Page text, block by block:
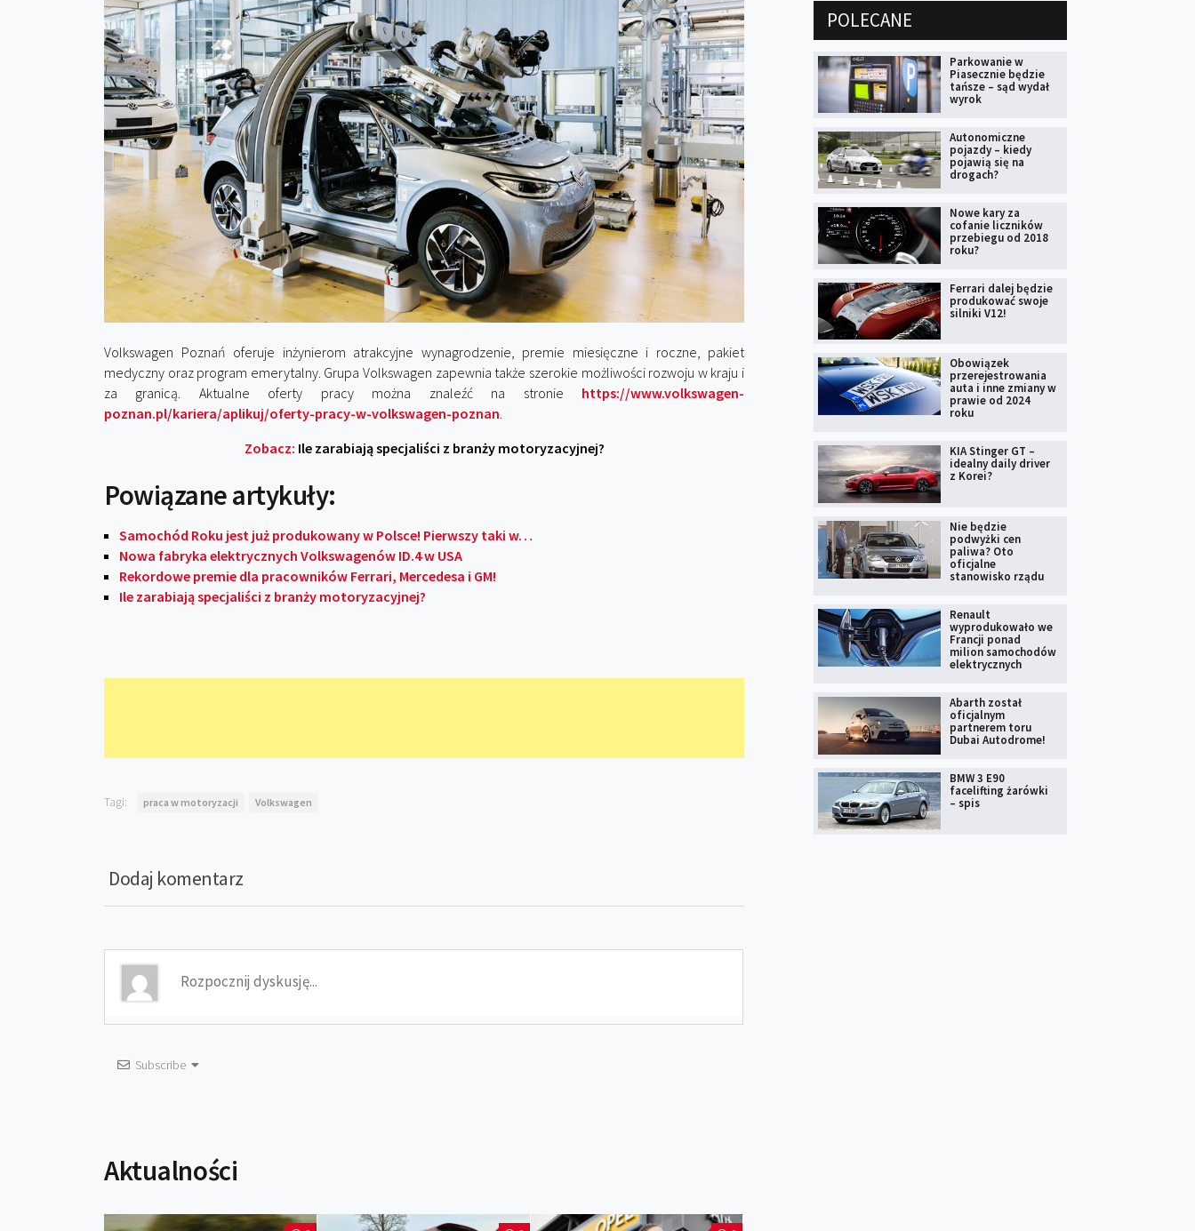
Volkswagen Poznań oferuje inżynierom atrakcyjne wynagrodzenie, premie miesięczne i roczne, pakiet
medyczny oraz program emerytalny. Grupa Volkswagen zapewnia także szerokie możliwości rozwoju w kraju i
za granicą. Aktualne oferty pracy można znaleźć na stronie https://www.volkswagen-
poznan.pl/kariera/aplikuj/oferty-pracy-w-volkswagen-poznan.
Zobacz: Ile zarabiają specjaliści z branży motoryzacyjnej?
Powiązane artykuły:
Samochód Roku jest już produkowany w Polsce! Pierwszy taki w…
Nowa fabryka elektrycznych Volkswagenów ID.4 w USA
Rekordowe premie dla pracowników Ferrari, Mercedesa i GM!
Ile zarabiają specjaliści z branży motoryzacyjnej?
Tagi: praca w motoryzacji Volkswagen
Dodaj komentarz
Subscribe
Aktualności
POLECANE
Parkowanie w
Piasecznie będzie
tańsze – sąd wydał
wyrok
Autonomiczne
pojazdy – kiedy
pojawią się na
drogach?
Nowe kary za
cofanie liczników
przebiegu od 2018
roku?
Ferrari dalej będzie
produkować swoje
silniki V12!
Obowiązek
przerejestrowania
auta i inne zmiany w
prawie od 2024
roku
KIA Stinger GT –
idealny daily driver
z Korei?
Nie będzie
podwyżki cen
paliwa? Oto
oficjalne
stanowisko rządu
Renault
wyprodukowało we
Francji ponad
milion samochodów
elektrycznych
Abarth został
oficjalnym
partnerem toru
Dubai Autodrome!
BMW 3 E90
facelifting żarówki
– spis